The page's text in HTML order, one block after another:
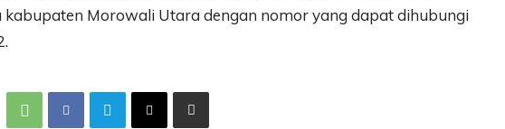
kabupaten Morowali Utara dengan nomor yang dapat dihubungi